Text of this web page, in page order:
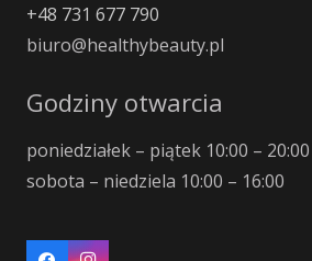
+48 731 677 790
biuro@healthybeauty.pl
Godziny otwarcia
poniedziałek – piątek 10:00 – 20:00
sobota – niedziela 10:00 – 16:00